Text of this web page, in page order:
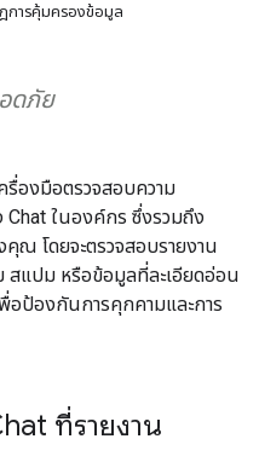
การคุ้มครองข้อมูล
ดภัย
รื่องมือตรวจสอบความ
ในองค์กร ซึ่งรวมถึง
ณ โดยจะตรวจสอบรายงาน
สแปม หรือข้อมูลที่ละเอียดอ่อน
อป้องกันการคุกคามและการ
ที่รายงาน